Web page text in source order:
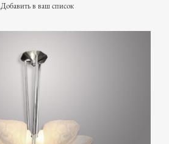
Добавить в ваш список